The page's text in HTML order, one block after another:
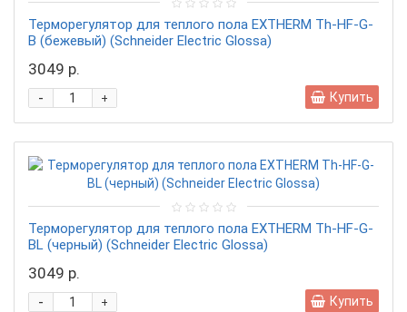
Терморегулятор для теплого пола EXTHERM Th-HF-G-
B (бежевый) (Schneider Electric Glossa)
3049 р.
+
- Купить
Терморегулятор для теплого пола EXTHERM Th-HF-G-
BL (черный) (Schneider Electric Glossa)
3049 р.
+
- Купить